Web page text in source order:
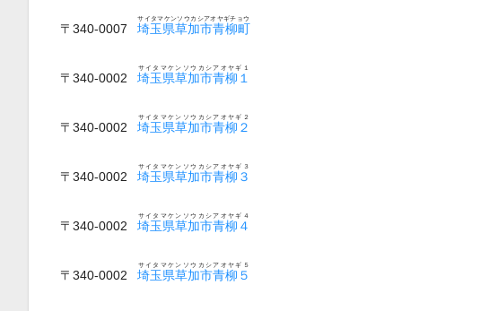
〒340-0007 埼玉県草加市青柳町
サイタマケンソウカシアオヤギチョウ
〒340-0002 埼玉県草加市青柳１
サイタマケンソウカシアオヤギ１
〒340-0002 埼玉県草加市青柳２
サイタマケンソウカシアオヤギ２
〒340-0002 埼玉県草加市青柳３
サイタマケンソウカシアオヤギ３
〒340-0002 埼玉県草加市青柳４
サイタマケンソウカシアオヤギ４
〒340-0002 埼玉県草加市青柳５
サイタマケンソウカシアオヤギ５